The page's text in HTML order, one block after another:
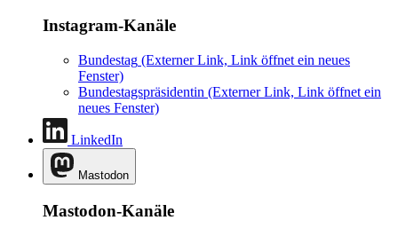
Instagram-Kanäle
Bundestag (Externer Link, Link öffnet ein neues
Fenster)
Bundestagspräsidentin (Externer Link, Link öffnet ein
neues Fenster)
LinkedIn
Mastodon
Mastodon-Kanäle